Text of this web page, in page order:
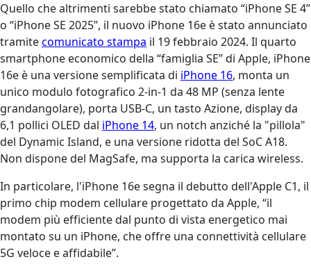
Quello che altrimenti sarebbe stato chiamato “iPhone SE 4”
o “iPhone SE 2025”, il nuovo iPhone 16e è stato annunciato
tramitecomunicato stampa il 19 febbraio 2024. Il quarto
smartphone economico della “famiglia SE” di Apple, iPhone
16e è una versione semplificata di iPhone 16, monta un
unico modulo fotografico 2-in-1 da 48 MP (senza lente
grandangolare), porta USB-C, un tasto Azione, display da
6,1 pollici OLED dal iPhone 14, un notch anziché la "pillola"
del Dynamic Island, e una versione ridotta del SoC A18.
Non dispone del MagSafe, ma supporta la carica wireless.
In particolare, l'iPhone 16e segna il debutto dell'Apple C1, il
primo chip modem cellulare progettato da Apple, “il
modem più efficiente dal punto di vista energetico mai
montato su un iPhone, che offre una connettività cellulare
5G veloce e affidabile”.